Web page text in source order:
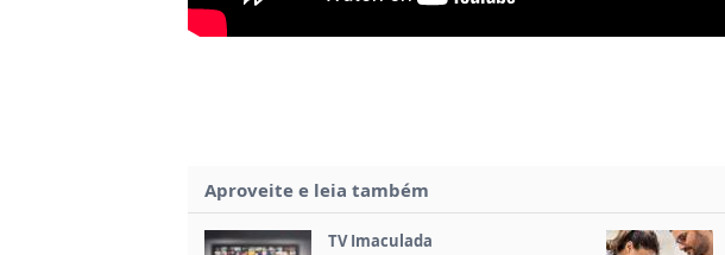
Aproveite e leia também
TV Imaculada